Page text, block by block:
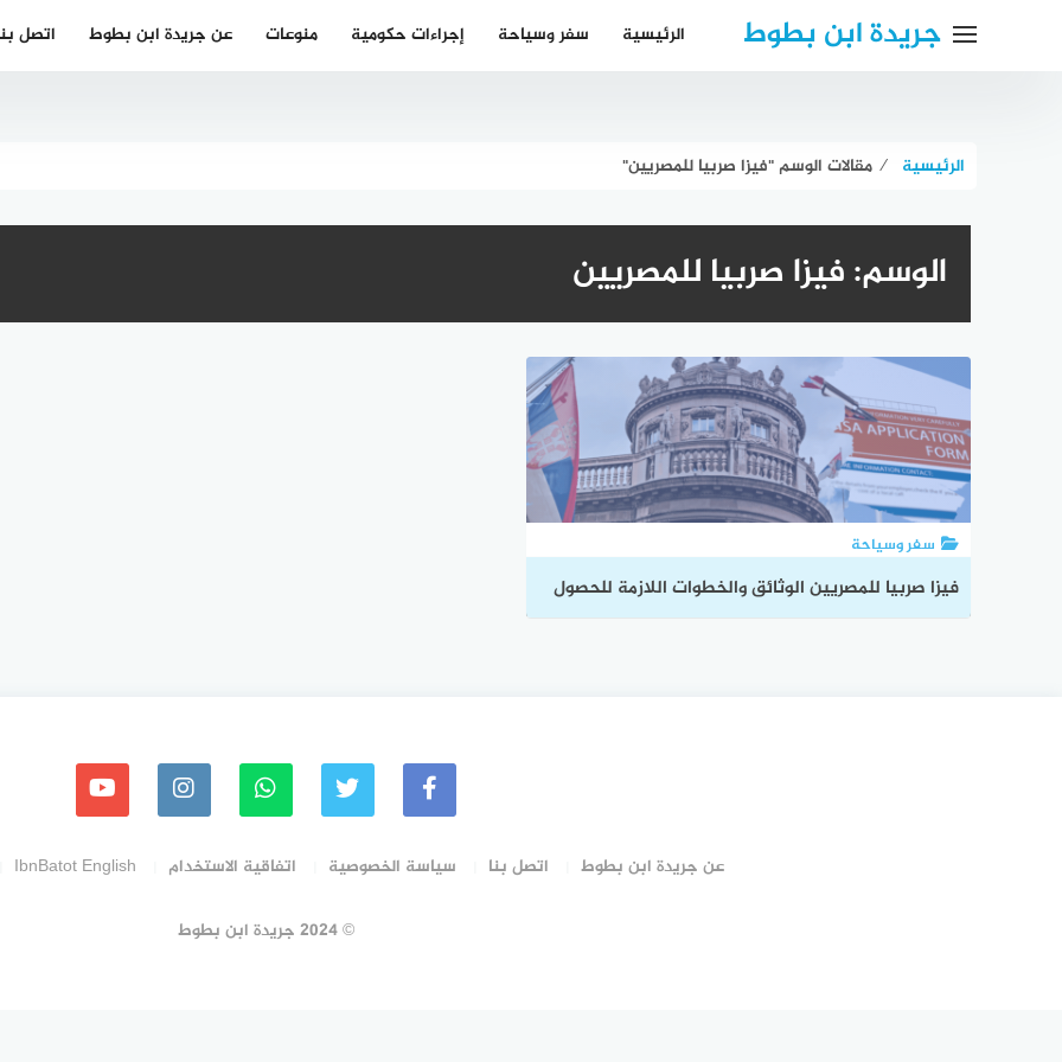
جريدة ابن بطوط الرئيسية سفر وسياحة إجراءات حكومية منوعات عن جريدة ابن بطوط اتصل
الرئيسية ⁄ مقالات الوسم "فيزا صربيا للمصريين"
الوسم:فيزا صربيا للمصريين
سفر وسياحة
فيزا صربيا للمصريين الوثائق والخطوات اللازمة للحصول
عن جريدة ابن بطوط اتصل بنا سياسة الخصوصية اتفاقية الاستخدام IbnBatot English
© 2024 جريدة ابن بطوط